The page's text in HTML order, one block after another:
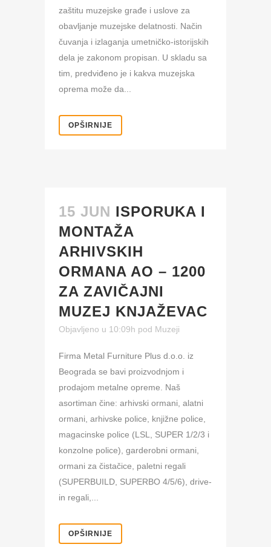
zaštitu muzejske građe i uslove za
obavljanje muzejske delatnosti. Način
čuvanja i izlaganja umetničko-istorijskih
dela je zakonom propisan. U skladu sa
tim, predviđeno je i kakva muzejska
oprema može da...
OPŠIRNIJE
15 JUN ISPORUKA I
MONTAŽA
ARHIVSKIH
ORMANA AO – 1200
ZA ZAVIČAJNI
MUZEJ KNJAŽEVAC
Objavljeno u 10:09h pod Muzeji
Firma Metal Furniture Plus d.o.o. iz
Beograda se bavi proizvodnjom i
prodajom metalne opreme. Naš
asortiman čine: arhivski ormani, alatni
ormani, arhivske police, knjižne police,
magacinske police (LSL, SUPER 1/2/3 i
konzolne police), garderobni ormani,
ormani za čistačice, paletni regali
(SUPERBUILD, SUPERBO 4/5/6), drive-
in regali,...
OPŠIRNIJE